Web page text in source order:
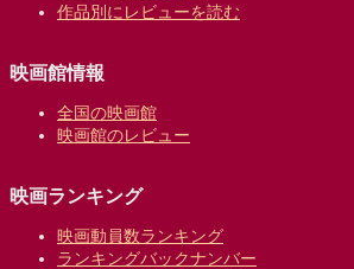
作品別にレビューを読む
映画館情報
全国の映画館
映画館のレビュー
映画ランキング
映画動員数ランキング
ランキングバックナンバー